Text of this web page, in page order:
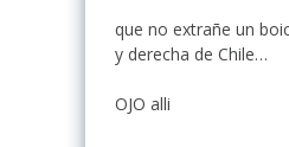
que no extrañe un
y derecha de Chile…
OJO alli